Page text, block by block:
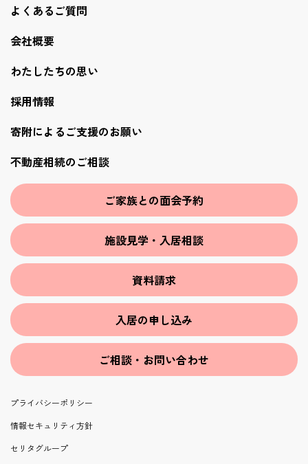
よくあるご質問
会社概要
わたしたちの思い
採用情報
寄附によるご支援のお願い
不動産相続のご相談
ご家族との面会予約
施設見学・入居相談
資料請求
入居の申し込み
ご相談・お問い合わせ
プライバシーポリシー
情報セキュリティ方針
セリタグループ